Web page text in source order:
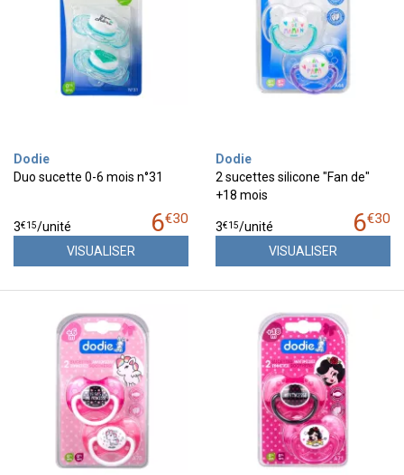
Dodie
Duo sucette 0-6 mois n°31
6€30
3€15/unité
VISUALISER
Dodie
2 sucettes silicone "Fan de"
+18 mois
6€30
3€15/unité
VISUALISER